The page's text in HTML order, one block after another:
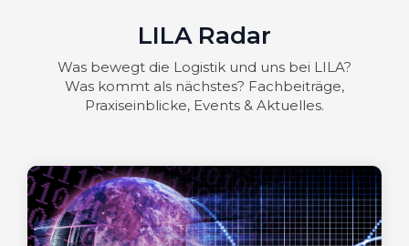
LILA Radar
Was bewegt die Logistik und uns bei LILA?
Was kommt als nächstes? Fachbeiträge,
Praxiseinblicke, Events & Aktuelles.